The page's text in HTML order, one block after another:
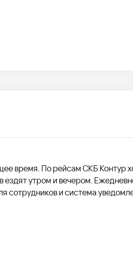
время. По рейсам СКБ Контур
утром и вечером.
и система